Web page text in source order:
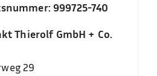
999725-740
Thierolf GmbH + Co.
29